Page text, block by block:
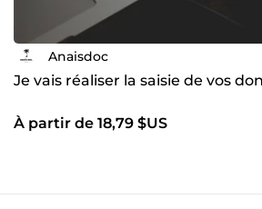
Anaisdoc
Je vais réaliser la saisie de vos
À partir de 18,79 $US